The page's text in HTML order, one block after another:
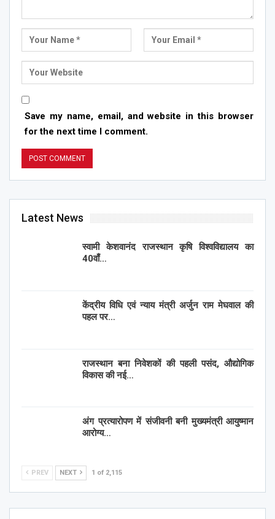
Save my name, email, and website in this browser
for the next time I comment.
Latest News
स्वामी केशवानंद राजस्थान कृषि विश्वविद्यालय का
40वाँ…
केंद्रीय विधि एवं न्याय मंत्री अर्जुन राम मेघवाल की
पहल पर…
राजस्थान बना निवेशकों की पहली पसंद, औद्योगिक
विकास की नई…
अंग प्रत्यारोपण में संजीवनी बनी मुख्यमंत्री आयुष्मान
आरोग्य…
PREV NEXT 1 of 2,115